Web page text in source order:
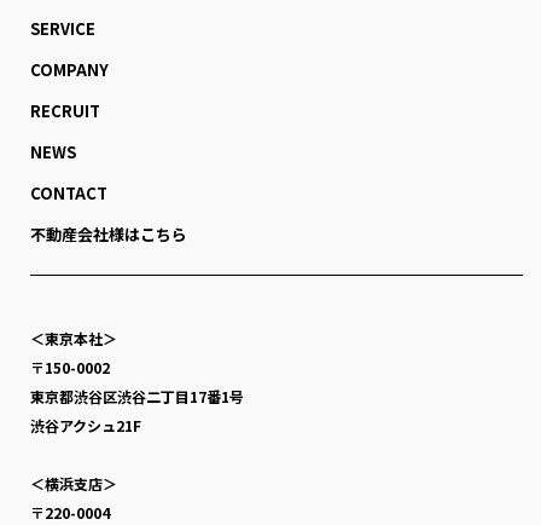
SERVICE
COMPANY
RECRUIT
NEWS
CONTACT
不動産会社様はこちら
＜東京本社＞
〒150-0002
東京都渋谷区渋谷二丁目17番1号
渋谷アクシュ21F
＜横浜支店＞
〒220-0004